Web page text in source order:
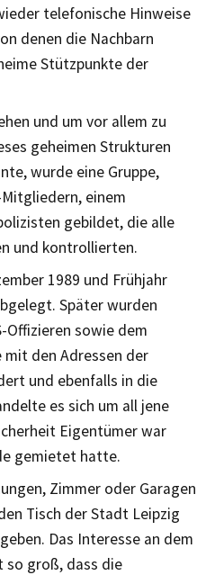
telefonische Hinweise
denen die Nachbarn
Stützpunkte der
und um vor allem zu
geheimen Strukturen
wurde eine Gruppe,
einem
gebildet, die alle
und kontrollierten.
1989 und Frühjahr
Später wurden
Offizieren sowie dem
den Adressen der
und ebenfalls in die
es sich um all jene
Eigentümer war
gemietet hatte.
Zimmer oder Garagen
Tisch der Stadt Leipzig
Das Interesse an dem
so groß, dass die